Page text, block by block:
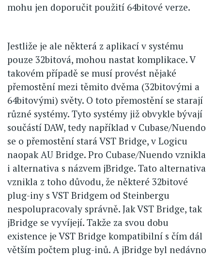
mohu jen doporučit použití 64bitové verze.
Jestliže je ale některá z aplikací v systému
pouze 32bitová, mohou nastat komplikace. V
takovém případě se musí provést nějaké
přemostění mezi těmito dvěma (32bitovými a
64bitovými) světy. O toto přemostění se starají
různé systémy. Tyto systémy již obvykle bývají
součástí DAW, tedy například v Cubase/Nuendo
se o přemostění stará VST Bridge, v Logicu
naopak AU Bridge. Pro Cubase/Nuendo vznikla
i alternativa s názvem jBridge. Tato alternativa
vznikla z toho důvodu, že některé 32bitové
plug-iny s VST Bridgem od Steinbergu
nespolupracovaly správně. Jak VST Bridge, tak
jBridge se vyvíjejí. Takže za svou dobu
existence je VST Bridge kompatibilní s čím dál
větším počtem plug-inů. A jBridge byl nedávno